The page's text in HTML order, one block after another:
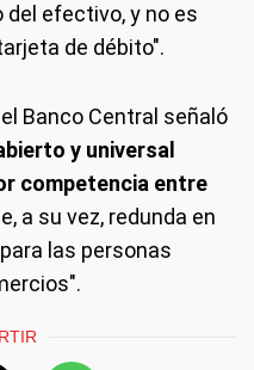
del efectivo, y no es
de débito".
Banco Central señaló
y universal
competencia entre
a su vez, redunda en
las personas